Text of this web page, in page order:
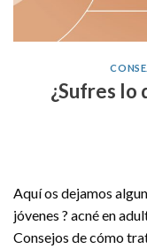
¿Sufres lo
Aquí os dejamos
jóvenes ? acné en
Consejos de cómo